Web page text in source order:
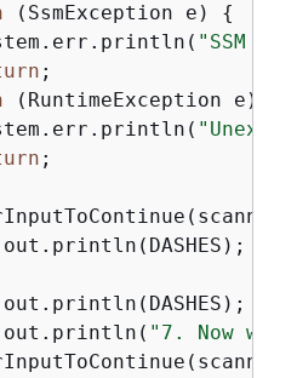
(SsmException e) {
"SSM
;
(RuntimeException e)
;
"7. Now we